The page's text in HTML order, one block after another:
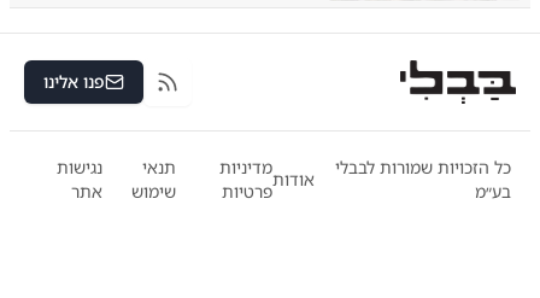
RSS פנו אלינו
כל הזכויות שמורות לבבלי
בע״מ
אודות
מדיניות
פרטיות
תנאי
שימוש
נגישות
אתר